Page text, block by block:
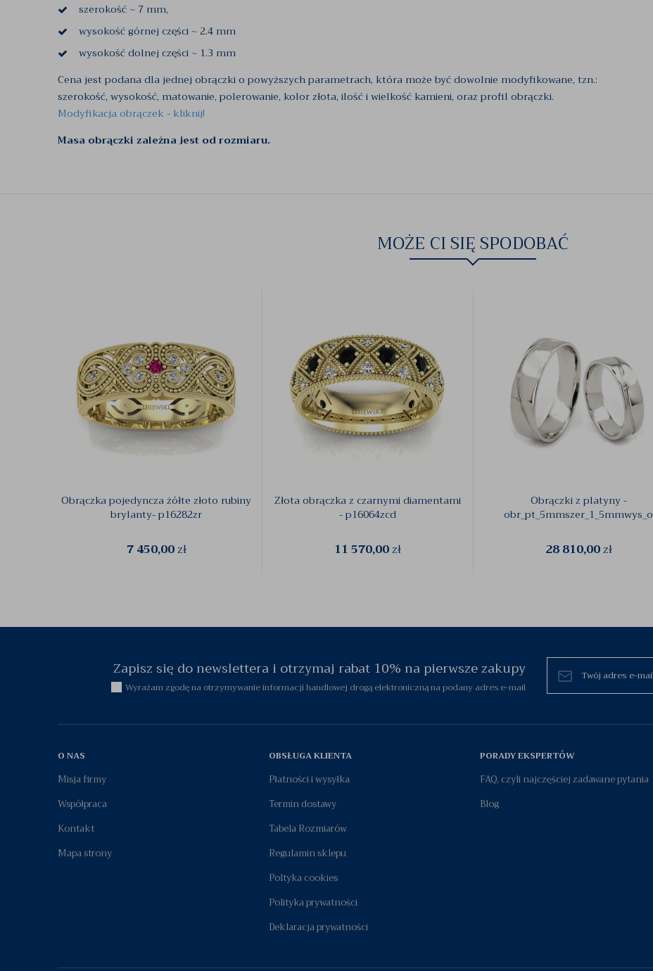
szerokość ~ 7 mm,
wysokość górnej części ~ 2.4 mm
wysokość dolnej części ~ 1.3 mm
Cena jest podana dla jednej obrączki o powyższych parametrach, która może być dowolnie modyfikowane, tzn.:
szerokość, wysokość, matowanie, polerowanie, kolor złota, ilość i wielkość kamieni, oraz profil obrączki.
Modyfikacja obrączek - kliknij!
Masa obrączki zależna jest od rozmiaru.
MOŻE CI SIĘ SPODOBAĆ
Obrączka pojedyncza żółte złoto rubiny
brylanty- p16282zr
7 450,00zł
Złota obrączka z czarnymi diamentami
- p16064zcd
11 570,00zł
Obrączki z platyny -
obr_pt_5mmszer_1_5mmwys_o
28 810,00zł
Zapisz się do newslettera i otrzymaj rabat 10% na pierwsze zakupy
Wyrażam zgodę na otrzymywanie informacji handlowej drogą elektroniczną na podany adres e-mail
O NAS
Misja firmy
Współpraca
Kontakt
Mapa strony
OBSŁUGA KLIENTA
Płatności i wysyłka
Termin dostawy
Tabela Rozmiarów
Regulamin sklepu
Poltyka cookies
Polityka prywatności
Deklaracja prywatności
PORADY EKSPERTÓW
FAQ, czyli najczęściej zadawane pytania
Blog